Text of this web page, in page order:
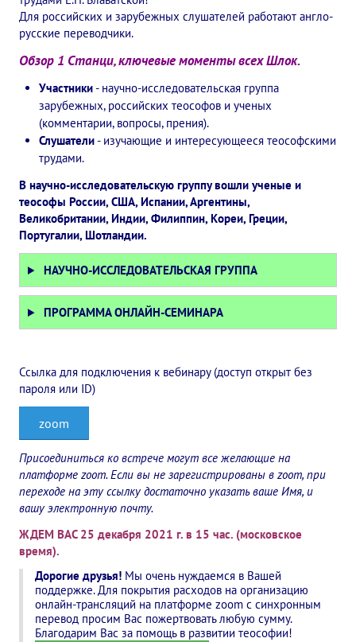
Международное теософское издательство «Альбатрос»
Межрегиональные теософские семинары России. Теософский
Международный Теософский Конгресс
Международный художественный Конкурс, посвященный
Международный поэтический Конкурс «Елене Петровне
Международный музыкальный Конкурс, посвященный Елене
Выставка «Книжная экспедиция»
Авторское кино Олега Мартынова
Памятник Е.П. Блаватской
МЕЖДУНАРОДНЫЙ ЦЕНТР ТЕОСОФИИ
ШКОЛА ТЕОСОФИИ
О школе Теософии
Открытая школа теософии
Видео
ГОВОРЯТ ТЕОСОФЫ. Рубрика «Вопрос-Ответ»
Книги
Для российских и зарубежных слушателей работают англо-
русские переводчики.
Обзор 1 Станци, ключевые моменты всех Шлок.
Участники- научно-исследовательская группа
зарубежных, российских теософов и ученых
(комментарии, вопросы, прения).
Слушатели- изучающие и интересующееся теософскими
трудами.
В научно-исследовательскую группу вошли ученые и
теософы России, США, Испании, Аргентины,
Великобритании, Индии, Филиппин, Кореи, Греции,
Португалии, Шотландии.
НАУЧНО-ИССЛЕДОВАТЕЛЬСКАЯ ГРУППА
ПРОГРАММА ОНЛАЙН-СЕМИНАРА
Ссылка для подключения к вебинару (доступ открыт без
пароля или ID)
zoom
Присоединиться ко встрече могут все желающие на
платформе zoom. Если вы не зарегистрированы в zoom, при
переходе на эту ссылку достаточно указать ваше Имя, и
вашу электронную почту.
ЖДЕМ ВАС 25 декабря 2021 г. в 15 час. (московское
время).
Дорогие друзья! Мы очень нуждаемся в Вашей
поддержке. Для покрытия расходов на организацию
онлайн-трансляций на платформе zoom с синхронным
перевод просим Вас пожертвовать любую сумму.
Благодарим Вас за помощь в развитии теософии!